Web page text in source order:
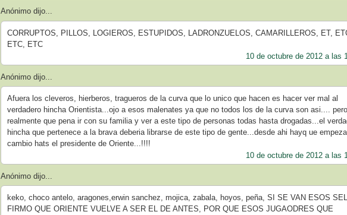
Anónimo dijo...
CORRUPTOS, PILLOS, LOGIEROS, ESTUPIDOS, LADRONZUELOS, CAMARILLEROS, ET,
ETC, ETC
10 de octubre de 2012 a las
Anónimo dijo...
Afuera los cleveros, hierberos, tragueros de la curva que lo unico que hacen es hacer ver mal al
verdadero hincha Orientista...ojo a esos malenates ya que no todos los de la curva son asi.... pero
realmente que pena ir con su familia y ver a este tipo de personas todas hasta drogadas...el
hincha que pertenece a la brava deberia librarse de este tipo de gente...desde ahi hayq ue
cambio hats el presidente de Oriente...!!!!
10 de octubre de 2012 a las
Anónimo dijo...
keko, choco antelo, aragones,erwin sanchez, mojica, zabala, hoyos, peña, SI SE VAN ESOS
FIRMO QUE ORIENTE VUELVE A SER EL DE ANTES, POR QUE ESOS JUGAODRES QUE